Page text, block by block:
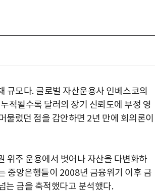
규모다. 글로벌 자산운용사 인베스코의
적될수록 달러의 장기 신뢰도에 부정 영
물렀던 점을 감안하면 2년 만에 회의론이
위주 운용에서 벗어나 자산을 다변화하
중앙은행들이 2008년 금융위기 이후 금
는 금을 축적했다고 분석했다.